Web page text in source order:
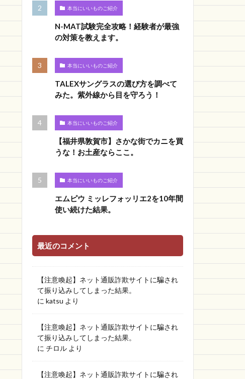
本当にいいものご紹介
N-MAT試験完全攻略！経験者が最強
の対策を教えます。
本当にいいものご紹介
TALEXサングラスの選び方を調べて
みた。紫外線から目を守ろう！
本当にいいものご紹介
【福井県敦賀市】さかな街でカニを買
うな！お土産ならここ。
本当にいいものご紹介
エムピウ ミッレフォッリエ2を10年間
使い続けた結果。
最近のコメント
【注意喚起】ネット通販詐欺サイトに騙され
て振り込みしてしまった結果。
に katsu より
【注意喚起】ネット通販詐欺サイトに騙され
て振り込みしてしまった結果。
に チロル より
【注意喚起】ネット通販詐欺サイトに騙され